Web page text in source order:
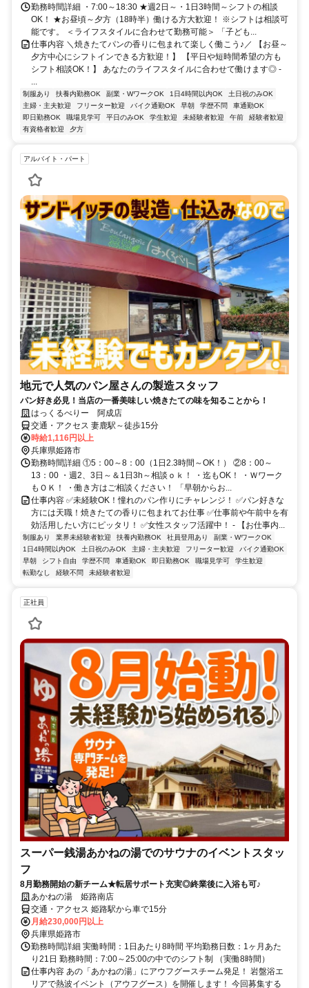
勤務時間詳細 ・7:00～18:30 ★週2日～・1日3時間～シフトの相談
OK！ ★お昼頃～夕方（18時半）働ける方大歓迎！ ※シフトは相談可
能です。 ＜ライフスタイルに合わせて勤務可能＞ 「子ども...
仕事内容 ＼焼きたてパンの香りに包まれて楽しく働こう♪／ 【お昼～
夕方中心にシフトインできる方歓迎！】 【平日や短時間希望の方も
シフト相談OK！】 あなたのライフスタイルに合わせて働けます◎ -
制服あり 扶養内勤務OK 副業・WワークOK 1日4時間以内OK
土日祝のみOK
主婦・主夫歓迎
フリーター歓迎 バイク通勤OK 早朝 学歴不問
車通勤OK
即日勤務OK
職場見学可 平日のみOK 学生歓迎 未経験者歓迎 午前
経験者歓迎
有資格者歓迎
夕方
アルバイト・パート
地元で人気のパン屋さんの製造スタッフ
パン好き必見！当店の一番美味しい焼きたての味を知ることから！
はっくるべりー 阿成店
交通・アクセス 妻鹿駅～徒歩15分
時給1,116円以上
兵庫県姫路市
勤務時間詳細 ①5：00～8：00（1日2.3時間～OK！） ②8：00～
13：00 ・週2、3日～＆1日3h～相談ｏｋ！ ・迄もOK！ ・Ｗワーク
もＯＫ！ ・働き方はご相談ください！ 「早朝からお...
仕事内容 ✅未経験OK！憧れのパン作りにチャレンジ！ ✅パン好きな
方には天職！焼きたての香りに包まれてお仕事 ✅仕事前や午前中を有
効活用したい方にピッタリ！ ✅女性スタッフ活躍中！ - 【お仕事内...
制服あり 業界未経験者歓迎 扶養内勤務OK 社員登用あり
副業・WワークOK
1日4時間以内OK
土日祝のみOK 主婦・主夫歓迎 フリーター歓迎
バイク通勤OK
早朝
シフト自由 学歴不問 車通勤OK 即日勤務OK 職場見学可
学生歓迎
転勤なし
経験不問 未経験者歓迎
正社員
スーパー銭湯あかねの湯でのサウナのイベントスタッ
フ
8月勤務開始の新チーム★転居サポート充実◎終業後に入浴も可♪
あかねの湯 姫路南店
交通・アクセス 姫路駅から車で15分
月給230,000円以上
兵庫県姫路市
勤務時間詳細 実働時間：1日あたり8時間 平均勤務日数：1ヶ月あた
り21日 勤務時間：7:00～25:00の中でのシフト制 （実働8時間）
仕事内容 あの「あかねの湯」にアウフグースチーム発足！ 岩盤浴エ
リアで熱波イベント（アウフグース）を開催します！ 今回募集する